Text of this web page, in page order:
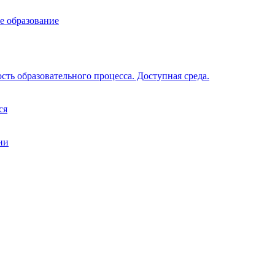
образование
образовательного процесса. Доступная среда.